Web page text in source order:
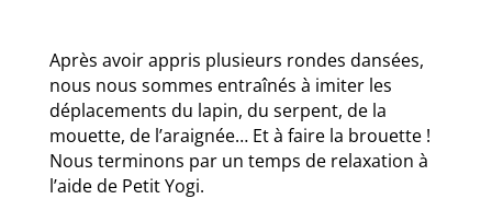
Après avoir appris plusieurs rondes dansées,
nous nous sommes entraînés à imiter les
déplacements du lapin, du serpent, de la
mouette, de l’araignée… Et à faire la brouette !
Nous terminons par un temps de relaxation à
l’aide de Petit Yogi.